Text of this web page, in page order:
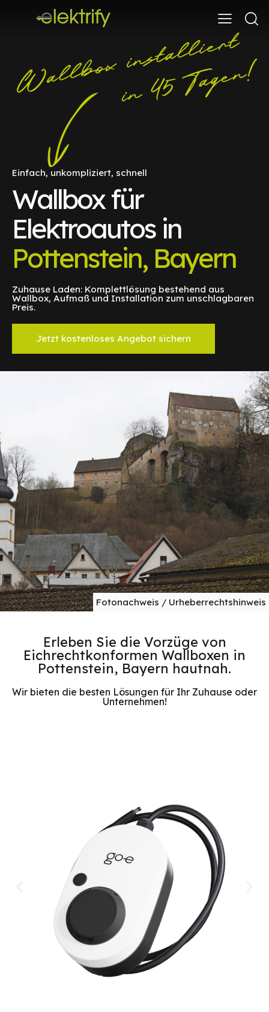
Einfach, unkompliziert, schnell
Wallbox für
Elektroautos in
Pottenstein, Bayern
Zuhause Laden: Komplettlösung bestehend aus
Wallbox, Aufmaß und Installation zum unschlagbaren
Preis.
Jetzt kostenloses Angebot sichern
Fotonachweis / Urheberrechtshinweis
Erleben Sie die Vorzüge von
Eichrechtkonformen Wallboxen in
Pottenstein, Bayern hautnah.
Wir bieten die besten Lösungen für Ihr Zuhause oder
Unternehmen!